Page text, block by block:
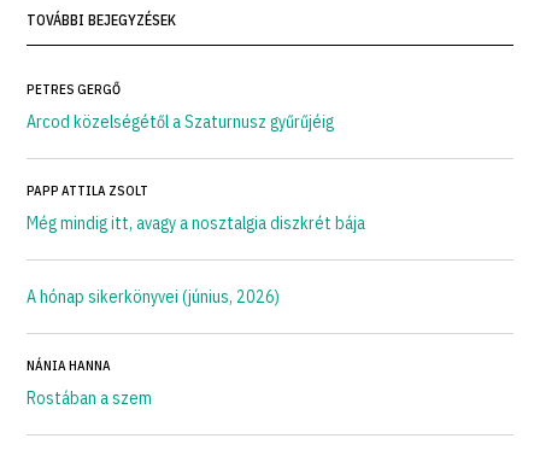
TOVÁBBI BEJEGYZÉSEK
PETRES GERGŐ
Arcod közelségétől a Szaturnusz gyűrűjéig
PAPP ATTILA ZSOLT
Még mindig itt, avagy a nosztalgia diszkrét bája
A hónap sikerkönyvei (június, 2026)
NÁNIA HANNA
Rostában a szem